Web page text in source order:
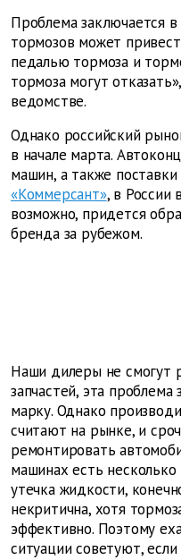
Проблема заключается
тормозов может
педалью тормоза и
тормоза могут
ведомстве.
Однако российский
в начале марта.
машин, а также
«Коммерсант», в России
возможно, придется
бренда за рубежом.
Наши дилеры не смогут
запчастей, эта
марку. Однако
считают на рынке, и
ремонтировать
машинах есть
утечка жидкости,
некритична, хотя
эффективно. Поэтому
ситуации советуют,